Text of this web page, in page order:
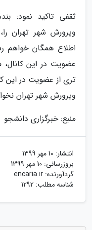
ثقفی تاکید نمود:
وپرورش شهر تهران
اطلاع همگان خواهم
عضویت در این
تری از عضویت در این
وپرورش شهر تهران
منبع: خبرگزاری دانشجو
انتشار: 10 مهر 1399
بروزرسانی: 10 مهر 1399
گردآورنده: encaria.ir
شناسه مطلب: 1292